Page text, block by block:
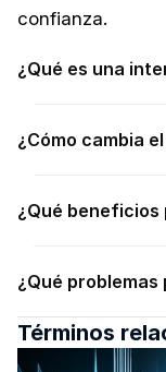
confianza.
¿Qué es una
¿Cómo cambia
¿Qué beneficios
¿Qué problemas
Términos